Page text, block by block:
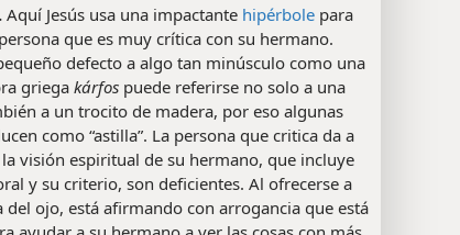
Aquí Jesús usa una impactante hipérbole para
que es muy crítica con su hermano.
defecto a algo tan minúsculo como una
griegakárfos puede referirse no solo a una
a un trocito de madera, por eso algunas
como “astilla”. La persona que critica da a
visión espiritual de su hermano, que incluye
y su criterio, son deficientes. Al ofrecerse a
del ojo, está afirmando con arrogancia que está